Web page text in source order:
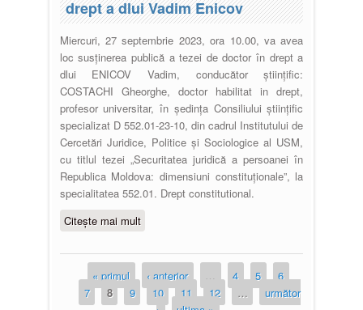
drept a dlui Vadim Enicov
Miercuri, 27 septembrie 2023, ora 10.00, va avea
loc susţinerea publică a tezei de doctor în drept a
dlui ENICOV Vadim, conducător ştiinţific:
COSTACHI Gheorghe, doctor habilitat in drept,
profesor universitar, în şedinţa Consiliului ştiinţific
specializat D 552.01-23-10, din cadrul Institutului de
Cercetări Juridice, Politice şi Sociologice al USM,
cu titlul tezei „Securitatea juridică a persoanei în
Republica Moldova: dimensiuni constituționale”, la
specialitatea 552.01. Drept constitutional.
Citește mai multdespre Susţinerea tezei de doctor
Pagini
« primul ‹ anterior … 4 5
6
7
8 9 10 11 12 …
următor